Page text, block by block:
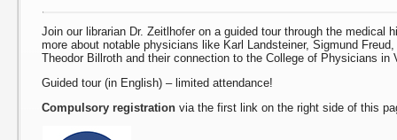
Join our librarian Dr. Zeitlhofer on a guided tour through the medical
more about notable physicians like Karl Landsteiner, Sigmund
Theodor Billroth and their connection to the College of Physicians in
Guided tour (in English) – limited attendance!
Compulsory registration via the first link on the right side of this